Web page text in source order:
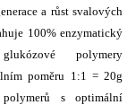
a růst svalových
100% enzymatický
polymery
poměru 1:1 = 20g
s optimální